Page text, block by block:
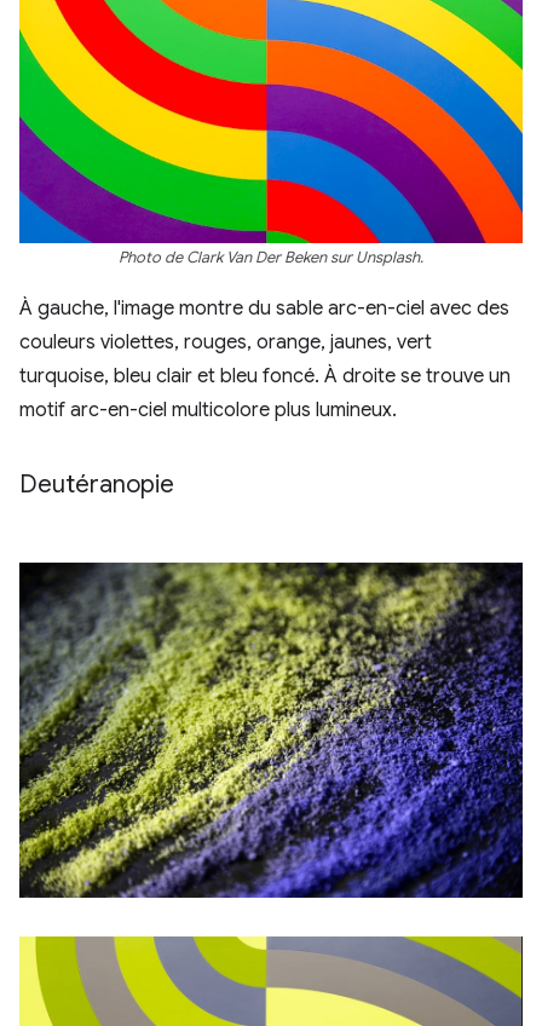
Photo de Clark Van Der Beken sur Unsplash.
À gauche, l'image montre du sable arc-en-ciel avec des
couleurs violettes, rouges, orange, jaunes, vert
turquoise, bleu clair et bleu foncé. À droite se trouve un
motif arc-en-ciel multicolore plus lumineux.
Deutéranopie